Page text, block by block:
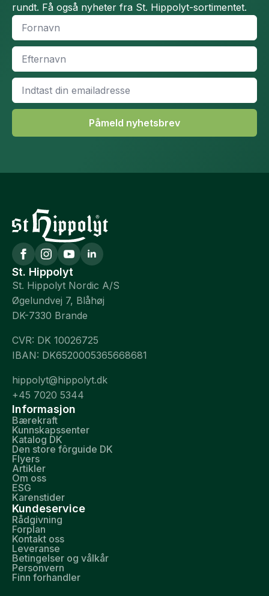
rundt. Få også nyheter fra St. Hippolyt-sortimentet.
Fornavn
Efternavn
Email
Påmeld nyhetsbrev
St. Hippolyt
St. Hippolyt Nordic A/S
Øgelundvej 7, Blåhøj
DK-7330 Brande
CVR: DK 10026725
IBAN: DK6520005365668681
hippolyt@hippolyt.dk
+45 7020 5344
Informasjon
Bærekraft
Kunnskapssenter
Katalog DK
Den store fôrguide DK
Flyers
Artikler
Om oss
ESG
Karenstider
Kundeservice
Rådgivning
Forplan
Kontakt oss
Leveranse
Betingelser og vålkår
Personvern
Finn forhandler